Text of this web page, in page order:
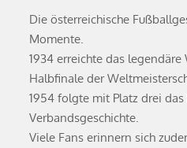
Die österreichische
Momente.
1934 erreichte das
Halbfinale der
1954 folgte mit Platz drei
Verbandsgeschichte.
Viele Fans erinnern sich